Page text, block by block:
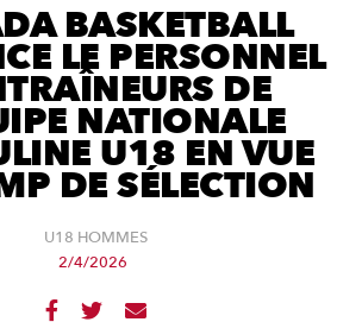
BASKETBALL
LE PERSONNEL
DE
NATIONALE
U18 EN VUE
DE SÉLECTION
U18 HOMMES
2/4/2026
  